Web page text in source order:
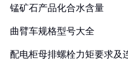
锰矿石产品化合水含量
曲臂车规格型号大全
配电柜母排螺栓力矩要求及